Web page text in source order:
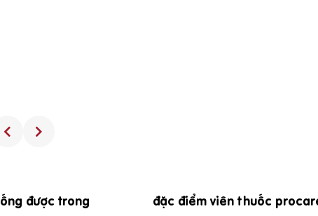
được trong
đặc điểm viên thuốc